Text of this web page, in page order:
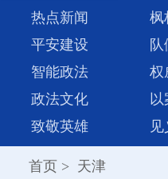
热点新闻
枫
平安建设
智能政法
权
政法文化
致敬英雄
首页 > 天津